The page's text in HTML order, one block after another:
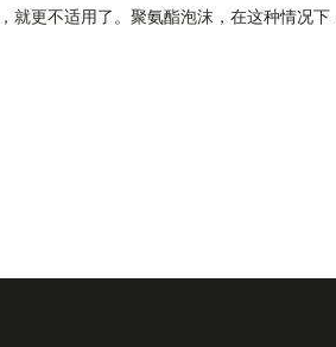
更不适用了。聚氨酯泡沫，在这种情况